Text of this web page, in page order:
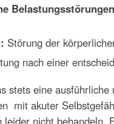
Störung der
nach einer
stets eine
mit akuter